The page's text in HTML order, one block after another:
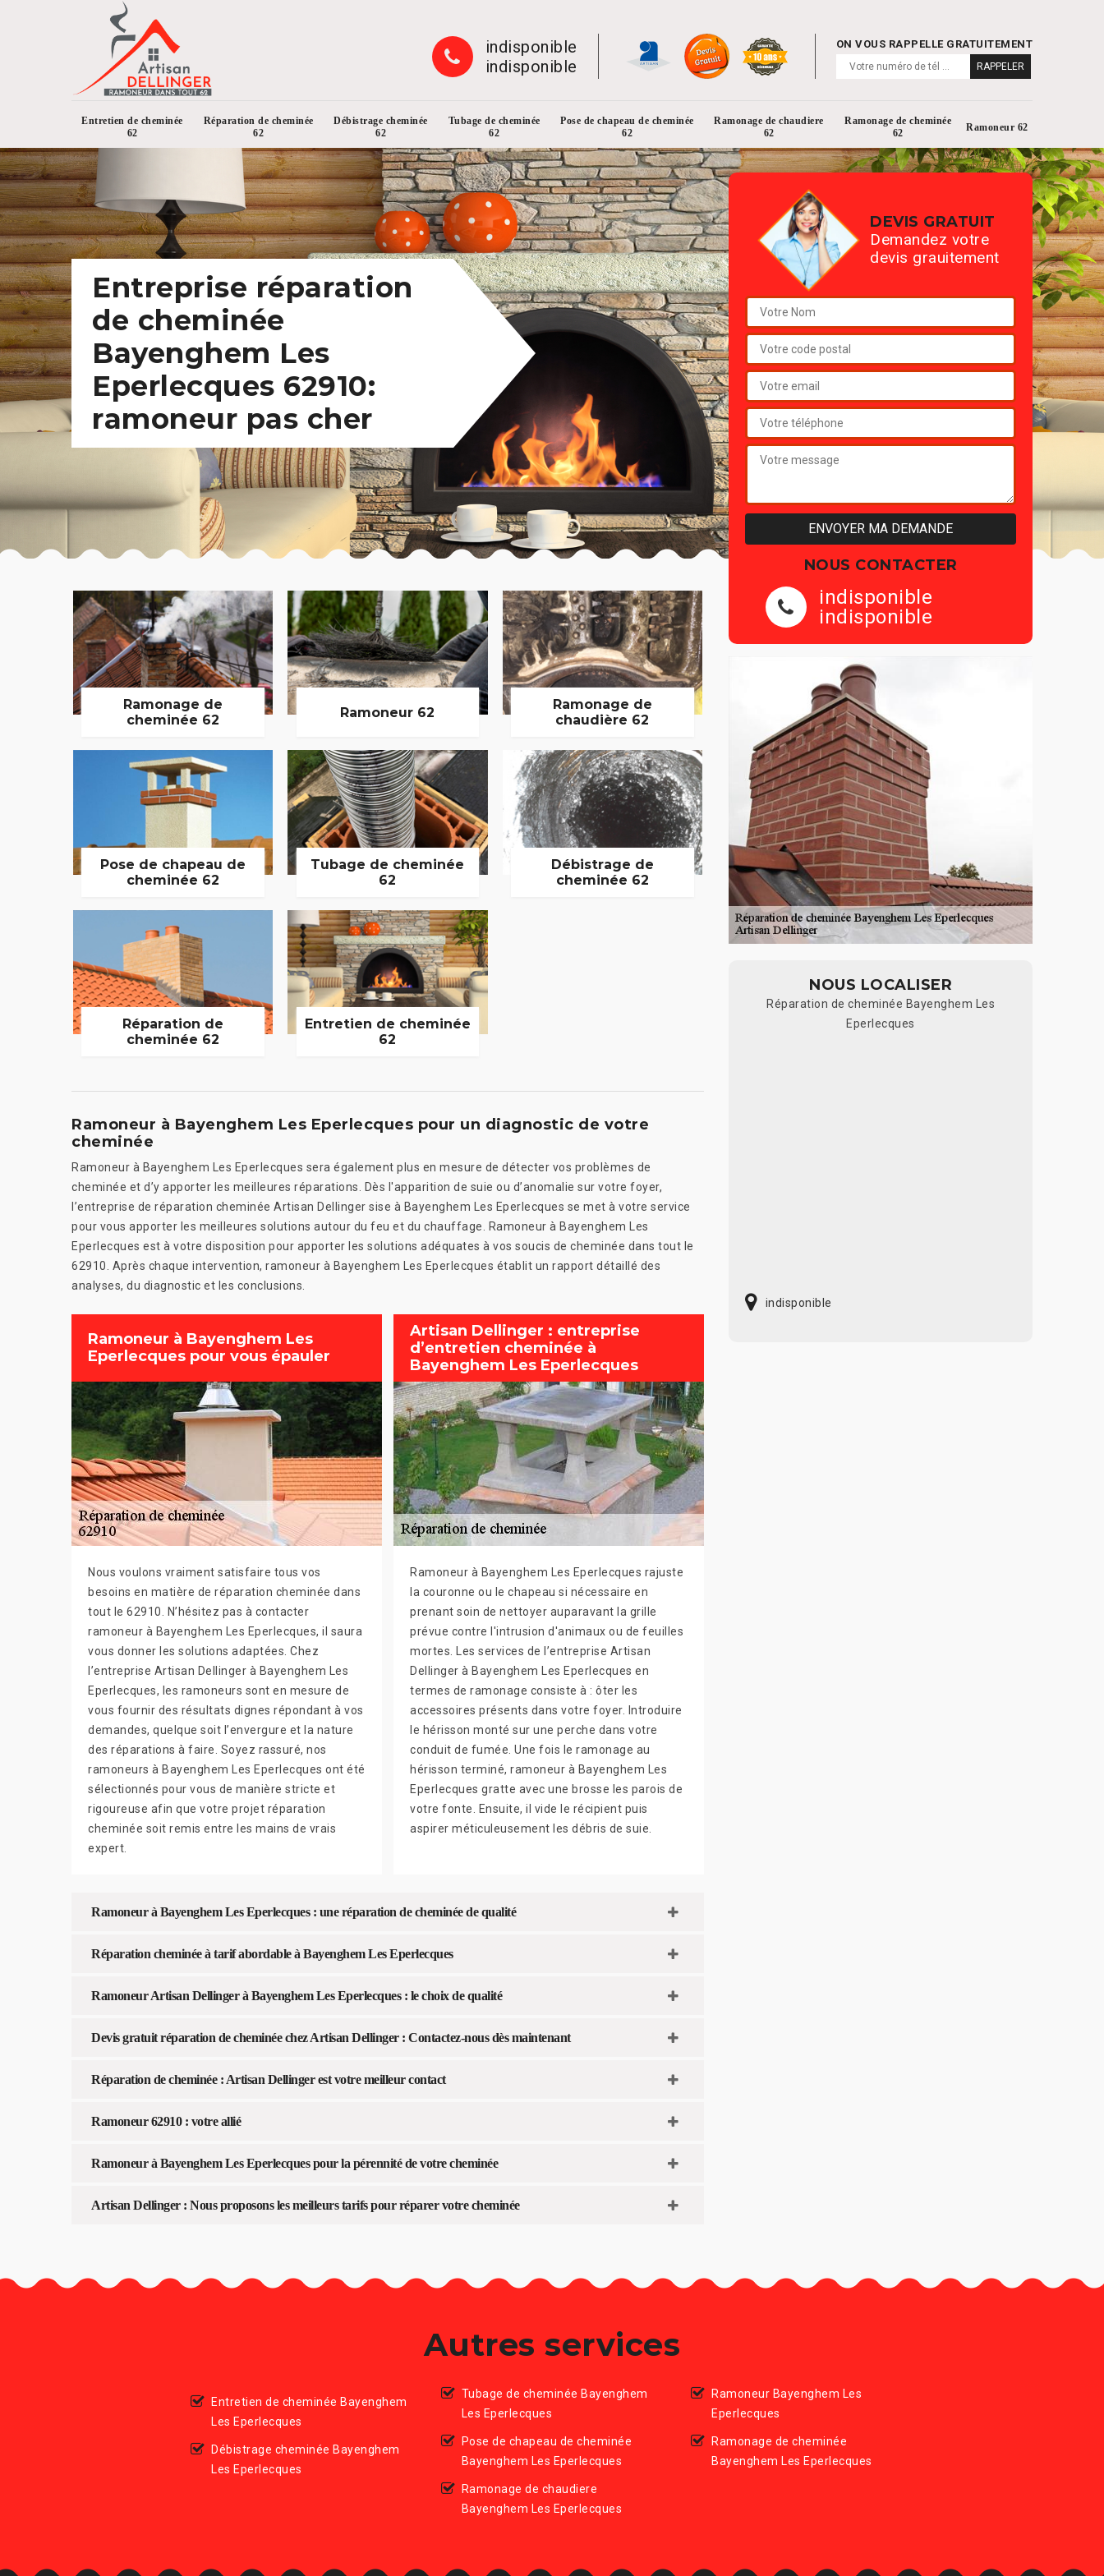
indisponible
indisponible
ON VOUS RAPPELLE GRATUITEMENT
Entretien de cheminée
62
Réparation de cheminée
62
Débistrage cheminée
62
Tubage de cheminée
62
Pose de chapeau de cheminée
62
Ramonage de chaudiere
62
Ramonage de cheminée
62
Ramoneur 62
Entreprise réparation
de cheminée
Bayenghem Les
Eperlecques 62910:
ramoneur pas cher
Ramonage de
cheminée 62
Ramoneur 62
Ramonage de
chaudière 62
Pose de chapeau de
cheminée 62
Tubage de cheminée
62
Débistrage de
cheminée 62
Réparation de
cheminée 62
Entretien de cheminée
62
Ramoneur à Bayenghem Les Eperlecques pour un diagnostic de votre
cheminée
Ramoneur à Bayenghem Les Eperlecques sera également plus en mesure de détecter vos problèmes de
cheminée et d’y apporter les meilleures réparations. Dès l'apparition de suie ou d’anomalie sur votre foyer,
l’entreprise de réparation cheminée Artisan Dellinger sise à Bayenghem Les Eperlecques se met à votre service
pour vous apporter les meilleures solutions autour du feu et du chauffage. Ramoneur à Bayenghem Les
Eperlecques est à votre disposition pour apporter les solutions adéquates à vos soucis de cheminée dans tout le
62910. Après chaque intervention, ramoneur à Bayenghem Les Eperlecques établit un rapport détaillé des
analyses, du diagnostic et les conclusions.
Ramoneur à Bayenghem Les
Eperlecques pour vous épauler
Nous voulons vraiment satisfaire tous vos
besoins en matière de réparation cheminée dans
tout le 62910. N’hésitez pas à contacter
ramoneur à Bayenghem Les Eperlecques, il saura
vous donner les solutions adaptées. Chez
l’entreprise Artisan Dellinger à Bayenghem Les
Eperlecques, les ramoneurs sont en mesure de
vous fournir des résultats dignes répondant à vos
demandes, quelque soit l’envergure et la nature
des réparations à faire. Soyez rassuré, nos
ramoneurs à Bayenghem Les Eperlecques ont été
sélectionnés pour vous de manière stricte et
rigoureuse afin que votre projet réparation
cheminée soit remis entre les mains de vrais
expert.
Artisan Dellinger : entreprise
d’entretien cheminée à
Bayenghem Les Eperlecques
Ramoneur à Bayenghem Les Eperlecques rajuste
la couronne ou le chapeau si nécessaire en
prenant soin de nettoyer auparavant la grille
prévue contre l'intrusion d'animaux ou de feuilles
mortes. Les services de l’entreprise Artisan
Dellinger à Bayenghem Les Eperlecques en
termes de ramonage consiste à : ôter les
accessoires présents dans votre foyer. Introduire
le hérisson monté sur une perche dans votre
conduit de fumée. Une fois le ramonage au
hérisson terminé, ramoneur à Bayenghem Les
Eperlecques gratte avec une brosse les parois de
votre fonte. Ensuite, il vide le récipient puis
aspirer méticuleusement les débris de suie.
Ramoneur à Bayenghem Les Eperlecques : une réparation de cheminée de qualité
Réparation cheminée à tarif abordable à Bayenghem Les Eperlecques
Ramoneur Artisan Dellinger à Bayenghem Les Eperlecques : le choix de qualité
Devis gratuit réparation de cheminée chez Artisan Dellinger : Contactez-nous dès maintenant
Réparation de cheminée : Artisan Dellinger est votre meilleur contact
Ramoneur 62910 : votre allié
Ramoneur à Bayenghem Les Eperlecques pour la pérennité de votre cheminée
Artisan Dellinger : Nous proposons les meilleurs tarifs pour réparer votre cheminée
DEVIS GRATUIT
Demandez votre
devis grauitement
NOUS CONTACTER
indisponible
indisponible
NOUS LOCALISER
Réparation de cheminée Bayenghem Les
Eperlecques
indisponible
Autres services
Entretien de cheminée Bayenghem
Les Eperlecques
Débistrage cheminée Bayenghem
Les Eperlecques
Tubage de cheminée Bayenghem
Les Eperlecques
Pose de chapeau de cheminée
Bayenghem Les Eperlecques
Ramonage de chaudiere
Bayenghem Les Eperlecques
Ramoneur Bayenghem Les
Eperlecques
Ramonage de cheminée
Bayenghem Les Eperlecques